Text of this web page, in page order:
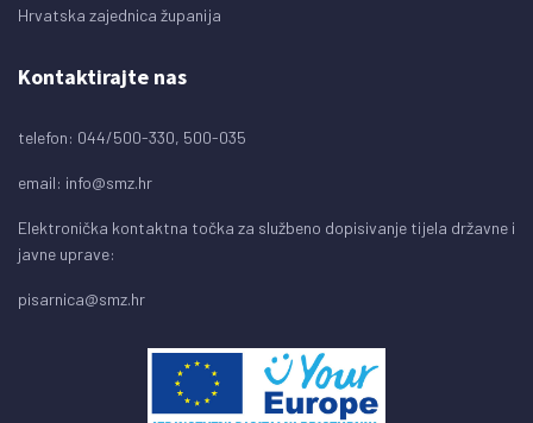
Hrvatska zajednica županija
Kontaktirajte nas
telefon: 044/500-330, 500-035
email: info@smz.hr
Elektronička kontaktna točka za službeno dopisivanje tijela državne i
javne uprave:
pisarnica@smz.hr